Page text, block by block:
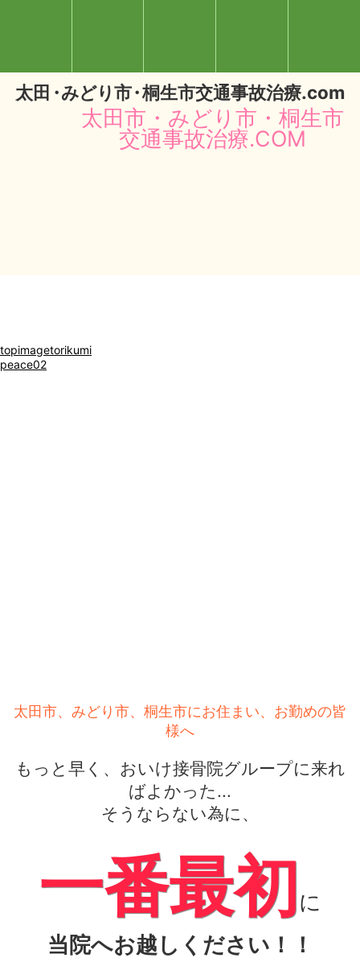
太田・みどり市・桐生市交通事故治療.com
太田市・みどり市・桐生市
交通事故治療.COM
topimagetorikumi
peace02
太田市、みどり市、桐生市にお住まい、お勤めの皆
様へ
もっと早く、おいけ接骨院グループに来れ
ばよかった...
そうならない為に、
一番最初に
当院へお越しください！！